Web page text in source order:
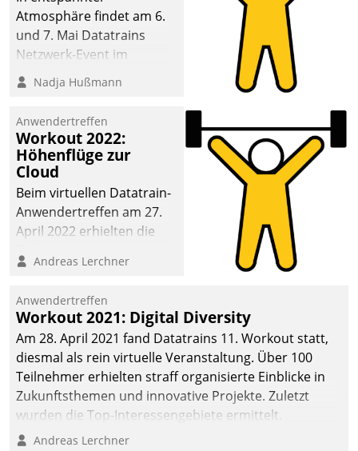
Atmosphäre findet am 6.
und 7. Mai Datatrains
Netzwerk-Event im
Kunden- und Partnerkreis
statt. Zentrale Frage: Wie
Mammutprojekte
meistern und Workloads
wuppen – bei zunehmend
anspruchsvollen
Aufgaben und
abnehmendem
Nadja Hußmann
Anwendertreffen
Workout 2022:
Höhenflüge zur
Cloud
Beim virtuellen Datatrain-
Anwendertreffen am 27.
April 2022 erhielten die
Teilnehmer kurzweilige
Cloud-Strategien und -
Lösungen mit hohem
Zukunftspotenzial.
Andreas Lerchner
Anwendertreffen
Workout 2021: Digital Diversity
Am 28. April 2021 fand Datatrains 11. Workout statt,
diesmal als rein virtuelle Veranstaltung. Über 100
Teilnehmer erhielten straff organisierte Einblicke in
Zukunftsthemen und innovative Projekte. Zuletzt
wurden die Top-Interessengebiete ermittelt.
Andreas Lerchner